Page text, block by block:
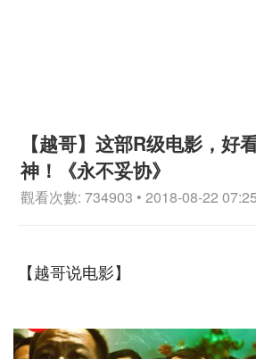
【越哥】这部R级电影，好
神！《永不妥协》
觀看次數: 734903 • 2018-08-22 07:25
【越哥说电影】